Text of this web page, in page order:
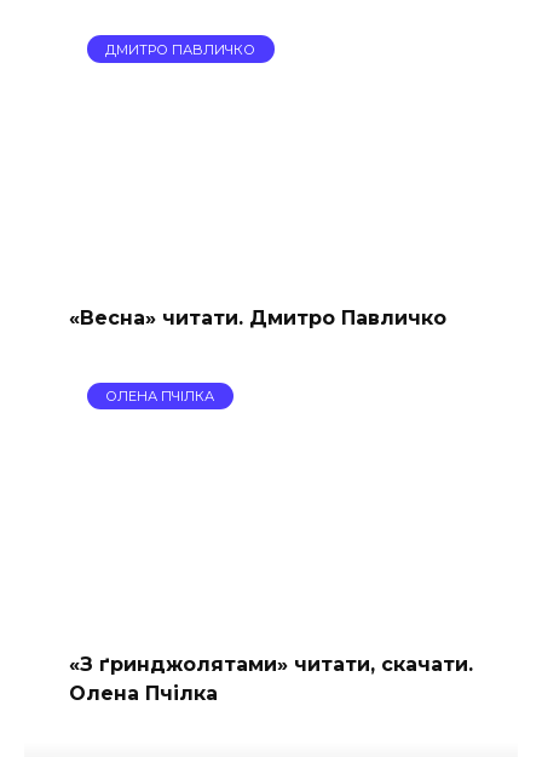
ДМИТРО ПАВЛИЧКО
«Весна» читати. Дмитро Павличко
ОЛЕНА ПЧІЛКА
«З ґринджолятами» читати, скачати.
Олена Пчілка